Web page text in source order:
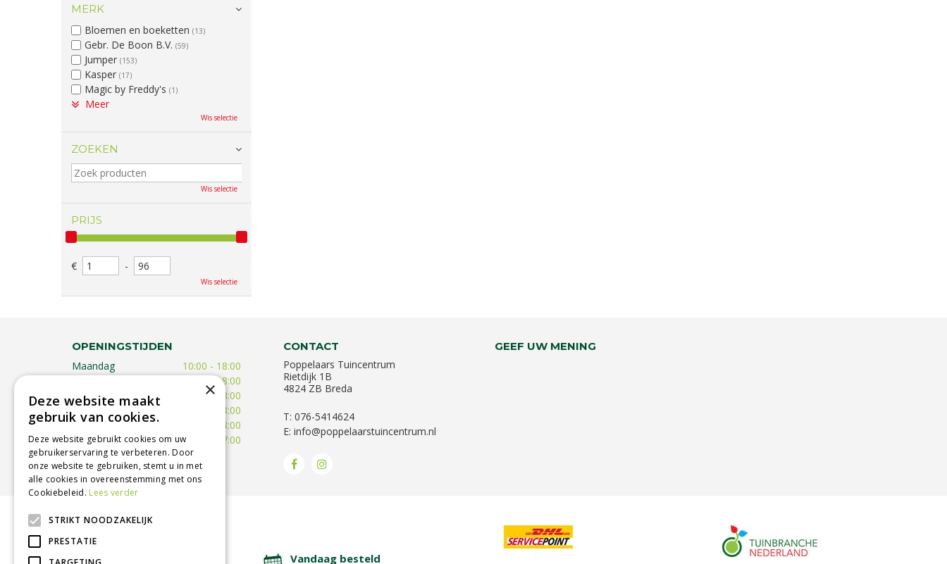
MERK
Bloemen en boeketten (13)
Gebr. De Boon B.V. (59)
Jumper (153)
Kasper (17)
Magic by Freddy's (1)
Meer
Wis selectie
ZOEKEN
Wis selectie
PRIJS
€ -
Wis selectie
OPENINGSTIJDEN
Maandag
10:00 - 18:00
09:30 - 18:00
Woensdag
09:30 - 18:00
Donderdag
09:30 - 18:00
Vrijdag
09:00 - 18:00
Zaterdag
09:00 - 17:00
Toon alle openingstijden
CONTACT
Poppelaars Tuincentrum
Rietdijk 1B
4824 ZB Breda
T: 076-5414624
E: info@poppelaarstuincentrum.nl
GEEF UW MENING
BETROUWBARE SERVICE
Lage verzendkosten Vandaag besteld
×
Deze website maakt
gebruik van cookies.
Deze website gebruikt cookies om uw
gebruikerservaring te verbeteren. Door
onze website te gebruiken, stemt u in met
alle cookies in overeenstemming met ons
Cookiebeleid. Lees verder
STRIKT NOODZAKELIJK
PRESTATIE